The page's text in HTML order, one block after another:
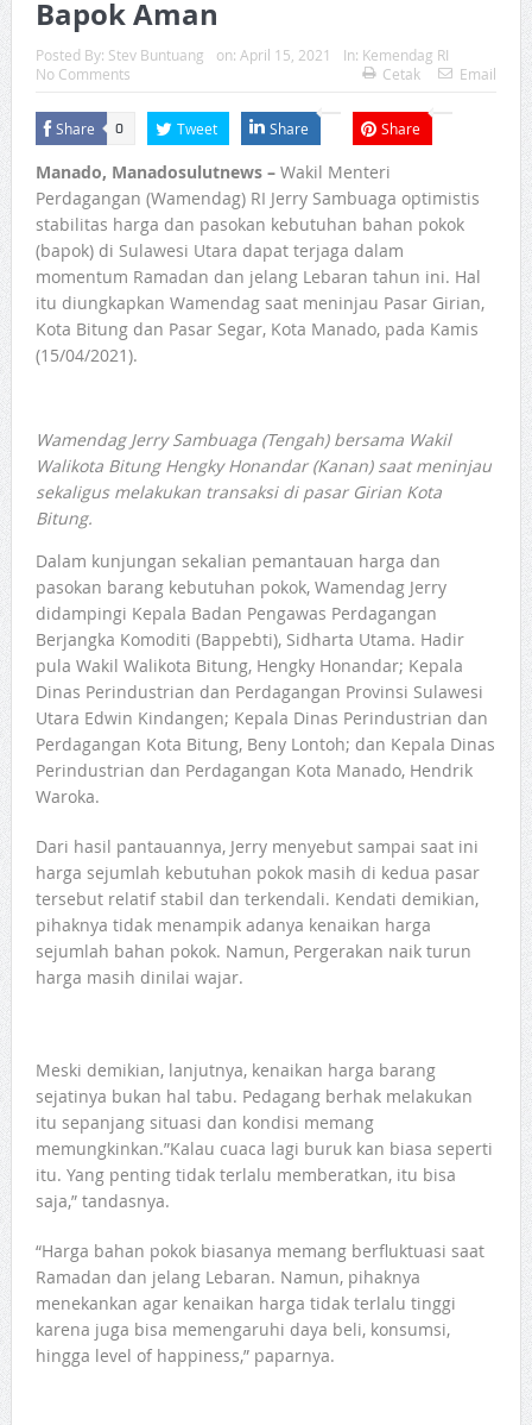
Bapok Aman
Posted By: Stev Buntuang on: April 15, 2021 In: Kemendag RI
No Comments
Cetak Email
Share 0 Tweet Share Share
Manado, Manadosulutnews –Wakil Menteri
Perdagangan (Wamendag) RI Jerry Sambuaga optimistis
stabilitas harga dan pasokan kebutuhan bahan pokok
(bapok) di Sulawesi Utara dapat terjaga dalam
momentum Ramadan dan jelang Lebaran tahun ini. Hal
itu diungkapkan Wamendag saat meninjau Pasar Girian,
Kota Bitung dan Pasar Segar, Kota Manado, pada Kamis
(15/04/2021).
Wamendag Jerry Sambuaga (Tengah) bersama Wakil
Walikota Bitung Hengky Honandar (Kanan) saat meninjau
sekaligus melakukan transaksi di pasar Girian Kota
Bitung.
Dalam kunjungan sekalian pemantauan harga dan
pasokan barang kebutuhan pokok, Wamendag Jerry
didampingi Kepala Badan Pengawas Perdagangan
Berjangka Komoditi (Bappebti), Sidharta Utama. Hadir
pula Wakil Walikota Bitung, Hengky Honandar; Kepala
Dinas Perindustrian dan Perdagangan Provinsi Sulawesi
Utara Edwin Kindangen; Kepala Dinas Perindustrian dan
Perdagangan Kota Bitung, Beny Lontoh; dan Kepala Dinas
Perindustrian dan Perdagangan Kota Manado, Hendrik
Waroka.
Dari hasil pantauannya, Jerry menyebut sampai saat ini
harga sejumlah kebutuhan pokok masih di kedua pasar
tersebut relatif stabil dan terkendali. Kendati demikian,
pihaknya tidak menampik adanya kenaikan harga
sejumlah bahan pokok. Namun, Pergerakan naik turun
harga masih dinilai wajar.
Meski demikian, lanjutnya, kenaikan harga barang
sejatinya bukan hal tabu. Pedagang berhak melakukan
itu sepanjang situasi dan kondisi memang
memungkinkan.”Kalau cuaca lagi buruk kan biasa seperti
itu. Yang penting tidak terlalu memberatkan, itu bisa
saja,” tandasnya.
“Harga bahan pokok biasanya memang berfluktuasi saat
Ramadan dan jelang Lebaran. Namun, pihaknya
menekankan agar kenaikan harga tidak terlalu tinggi
karena juga bisa memengaruhi daya beli, konsumsi,
hingga level of happiness,” paparnya.